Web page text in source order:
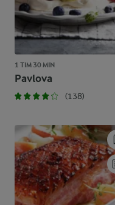
1 TIM 30 MIN
Pavlova
(138)